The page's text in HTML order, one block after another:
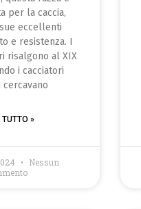
per la caccia,
eccellenti
e resistenza. I
risalgono al XIX
i cacciatori
TUTTO »
Nessun